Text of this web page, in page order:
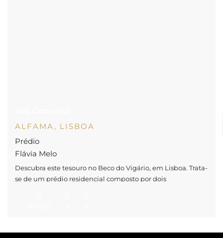
ALFAMA, LISBOA
Prédio
Flávia Melo
Descubra este tesouro no Beco do Vigário, em Lisboa. Trata-
se de um prédio residencial composto por dois
para quem procura um […]